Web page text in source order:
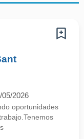
05/2026
oportunidades